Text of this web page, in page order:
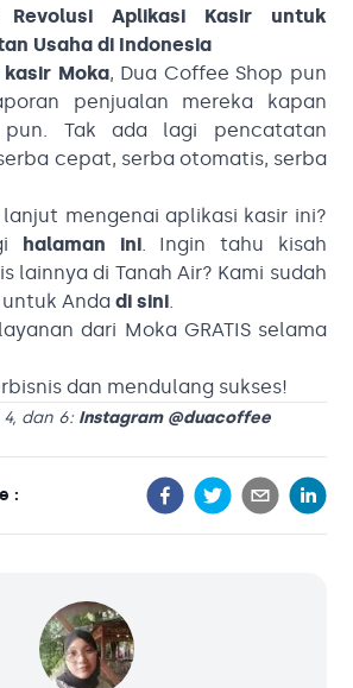
Revolusi Aplikasi Kasiruntuk
Usaha di Indonesia
Moka, Dua Coffee Shop pun
penjualan mereka kapan
Tak ada lagi pencatatan
cepat, serba otomatis, serba
mengenai aplikasi kasir ini?
halaman ini. Ingin tahu kisah
lainnya di Tanah Air? Kami sudah
Andadi sini
dari Moka GRATIS selama
dan mendulang sukses!
dan 6: Instagram @duacoffee
: